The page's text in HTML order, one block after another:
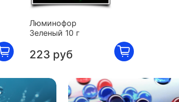
Люминофор
Зеленый 10 г
223 руб